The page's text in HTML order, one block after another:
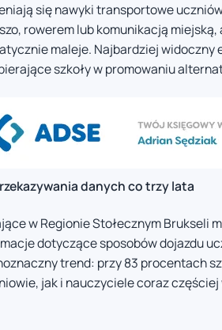
się nawyki transportowe
rowerem lub komunikacją
maleje. Najbardziej
szkoły w promowaniu
danych co trzy lata
w Regionie Stołecznym
dotyczące sposobów dojazdu
trend: przy 83 procentach
jak i nauczyciele coraz